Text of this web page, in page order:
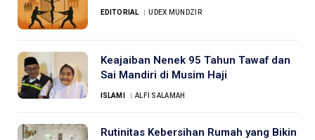
EDITORIAL UDEX MUNDZIR
Keajaiban Nenek 95 Tahun Tawaf dan
Sai Mandiri di Musim Haji
ISLAMI ALFI SALAMAH
Rutinitas Kebersihan Rumah yang Bikin